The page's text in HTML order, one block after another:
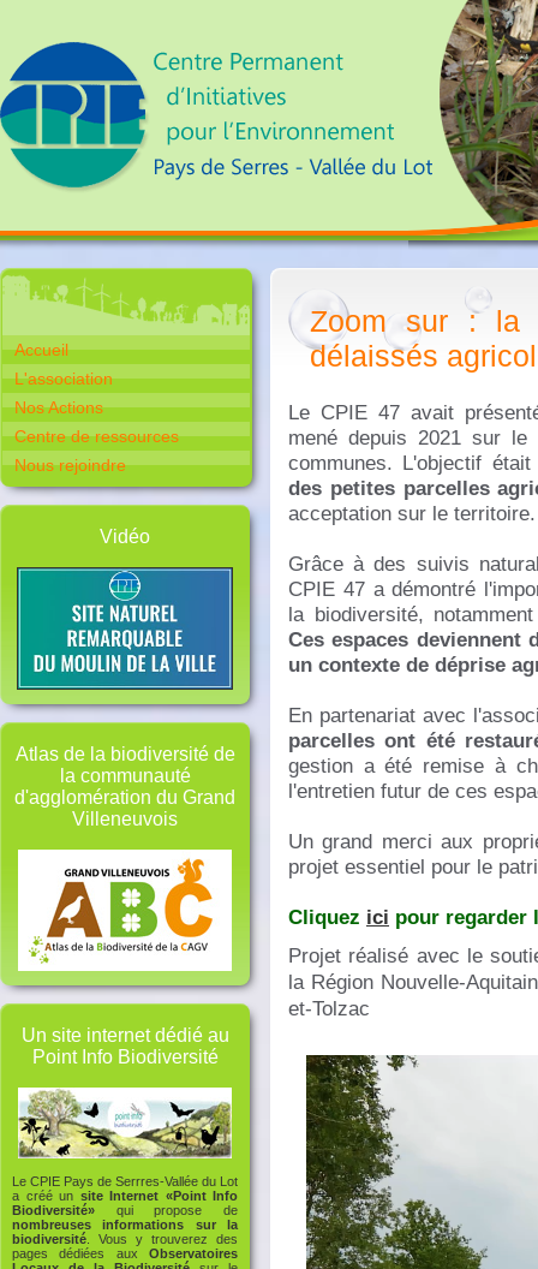
Accueil
L'association
Nos Actions
Centre de ressources
Nous rejoindre
Vidéo
Atlas de la biodiversité de
la communauté
d'agglomération du Grand
Villeneuvois
Un site internet dédié au
Point Info Biodiversité
Le CPIE Pays de Serrres-Vallée du Lot
a créé un site Internet «Point Info
Biodiversité» qui propose de
nombreuses informations sur la
biodiversité . Vous y trouverez des
pages dédiées aux Observatoires
Zoom sur : la
délaissés
Le CPIE 47 avait
mené depuis 2021 sur
communes. L'objectif
des petites parcelles
acceptation sur le territoire.
Grâce à des suivis
CPIE 47 a démontré
la biodiversité,
Ces espaces deviennent
un contexte de déprise
En partenariat avec
parcelles ont été
gestion a été remise à
l'entretien futur de ces
Un grand merci aux
projet essentiel pour le
Cliquez ici pour regarder
Projet réalisé avec le
la Région Nouvelle-
et-Tolzac